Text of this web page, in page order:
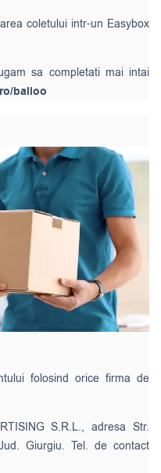
coletului intr-un Easybox
sa completati mai intai
balloo
folosind orice firma de
S.R.L., adresa Str.
Giurgiu. Tel. de contact